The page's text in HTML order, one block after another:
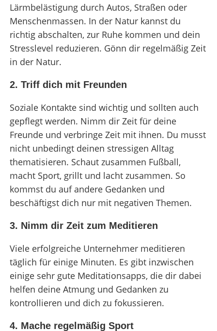
Lärmbelästigung durch Autos, Straßen oder
Menschenmassen. In der Natur kannst du
richtig abschalten, zur Ruhe kommen und dein
Stresslevel reduzieren. Gönn dir regelmäßig Zeit
in der Natur.
2. Triff dich mit Freunden
Soziale Kontakte sind wichtig und sollten auch
gepflegt werden. Nimm dir Zeit für deine
Freunde und verbringe Zeit mit ihnen. Du musst
nicht unbedingt deinen stressigen Alltag
thematisieren. Schaut zusammen Fußball,
macht Sport, grillt und lacht zusammen. So
kommst du auf andere Gedanken und
beschäftigst dich nur mit negativen Themen.
3. Nimm dir Zeit zum Meditieren
Viele erfolgreiche Unternehmer meditieren
täglich für einige Minuten. Es gibt inzwischen
einige sehr gute Meditationsapps, die dir dabei
helfen deine Atmung und Gedanken zu
kontrollieren und dich zu fokussieren.
4. Mache regelmäßig Sport